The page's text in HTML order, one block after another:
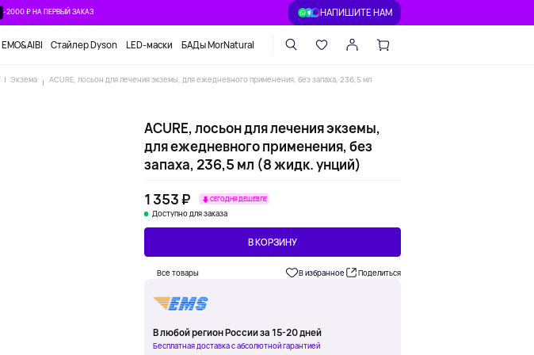
-2000 ₽ НА ПЕРВЫЙ ЗАКАЗ НАПИШИТЕ НАМ
EMO&AIBI Стайлер Dyson LED-маски БАДы MorNatural
Экзема
ACURE, лосьон для лечения экземы, для ежедневного применения, без запаха, 236,5 мл
ACURE, лосьон для лечения экземы,
для ежедневного применения, без
запаха, 236,5 мл (8 жидк. унций)
1 353 ₽
СЕГОДНЯ ДЕШЕВЛЕ
Доступно для заказа
В КОРЗИНУ
Все товары В избранное Поделиться
В любой регион России за 15-20 дней
Бесплатная доставка с абсолютной гарантией